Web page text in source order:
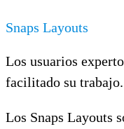
Snaps Layouts
Los usuarios
facilitado su trabajo.
Los Snaps Layouts